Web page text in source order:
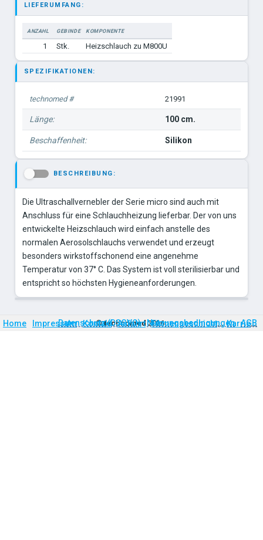
LIEFERUMFANG:
ANZAHL GEBINDE
KOMPONENTE
1
Stk. Heizschlauch zu M800U
SPEZIFIKATIONEN:
technomed # 21991
Länge: 100 cm.
Beschaffenheit: Silikon
BESCHREIBUNG:
Die Ultraschallvernebler der Serie micro sind auch mit
Anschluss für eine Schlauchheizung lieferbar. Der von uns
entwickelte Heizschlauch wird einfach anstelle des
normalen Aerosolschlauchs verwendet und erzeugt
besonders wirkstoffschonend eine angenehme
Temperatur von 37° C. Das System ist voll sterilisierbar und
entspricht so höchsten Hygieneanforderungen.
Home Impressum Kontakt Anfahrt Firmengeschichte Karriere
©technomed 2026
Datenschutz (DSGVO) Nutzungsbedingungen AGB